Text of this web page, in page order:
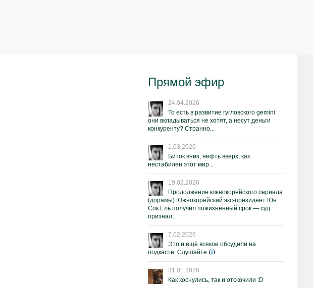
Прямой эфир
24.04.2026
То есть в развитие гугловского gemini
они вкладываться не хотят, а несут деньги
конкуренту? Странно...
1.03.2026
Биток вниз, нефть вверх, как
нестабилен этот мир...
19.02.2026
Продолжение южнокорейского сериала
(дорамы) Южнокорейский экс-президент Юн
Сок Ёль получил пожизненный срок — суд
признал...
7.02.2026
Это и ещё всякое обсудили на
подкасте. Слушайте
31.01.2026
Как коснулись, так и отскочили :D